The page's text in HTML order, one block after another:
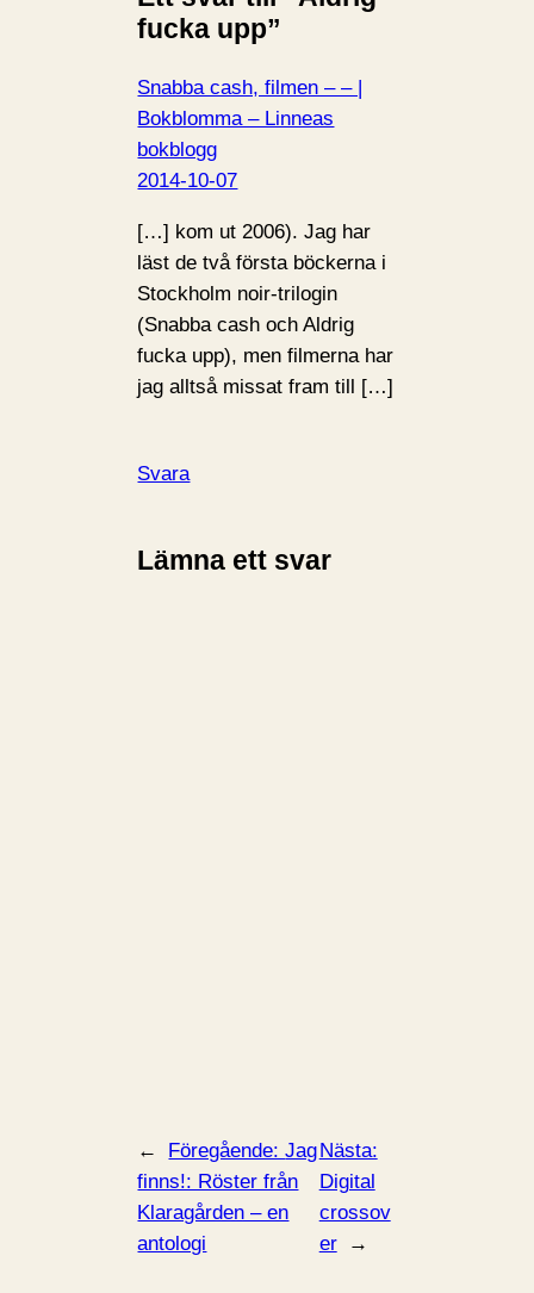
fucka upp”
Snabba cash, filmen – – |
Bokblomma – Linneas
bokblogg
2014-10-07
[…] kom ut 2006). Jag har
läst de två första böckerna i
Stockholm noir-trilogin
(Snabba cash och Aldrig
fucka upp), men filmerna har
jag alltså missat fram till […]
Svara
Lämna ett svar
← Föregående:Jag
finns!: Röster från
Klaragården – en
antologi
Nästa:
Digital
crossov
er
→